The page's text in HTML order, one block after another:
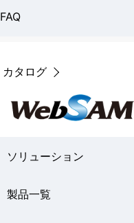
FAQ
カタログ
ソリューション
製品一覧